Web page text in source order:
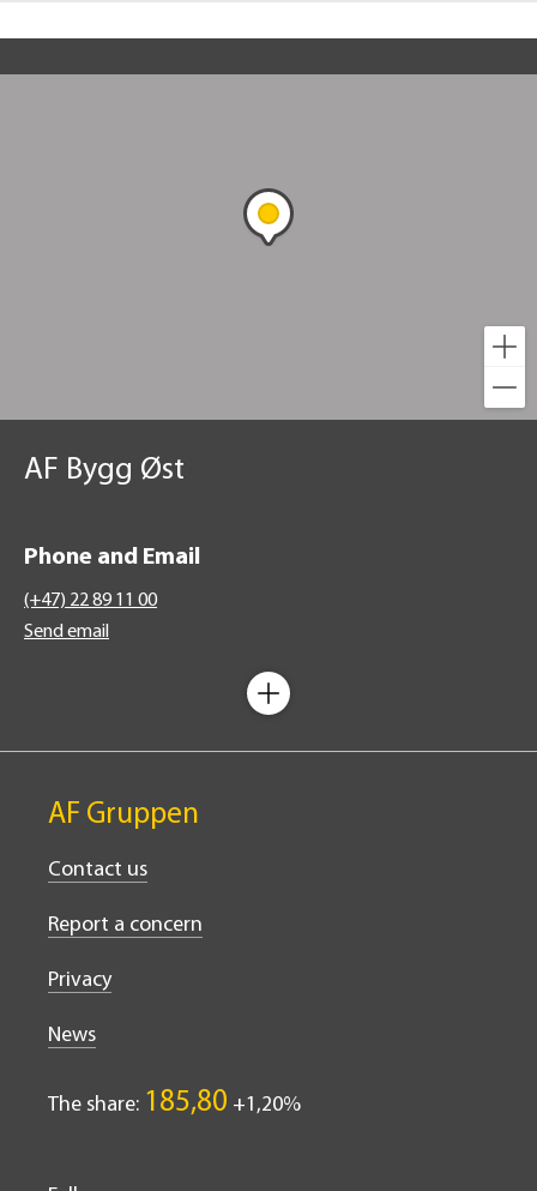
AF Bygg Øst
Phone and Email
(+47) 22 89 11 00
Send email
AF Gruppen
Contact us
Report a concern
Privacy
News
The share: 185,80 1,20%